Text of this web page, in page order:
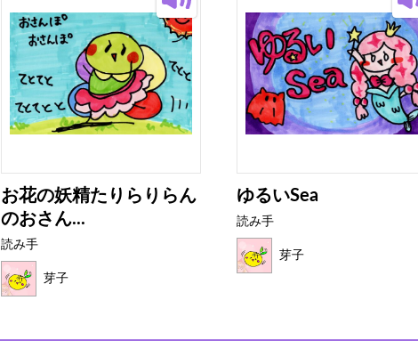
お花の妖精たりらりらん
のおさん...
読み手
芽子
ゆるいSea
読み手
芽子